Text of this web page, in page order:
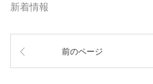
新着情報
前のページ